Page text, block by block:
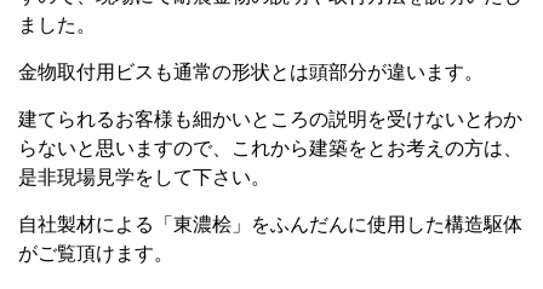
ました。
金物取付用ビスも通常の形状とは頭部分が違います。
建てられるお客様も細かいところの説明を受けないとわか
らないと思いますので、これから建築をとお考えの方は、
是非現場見学をして下さい。
自社製材による「東濃桧」をふんだんに使用した構造駆体
がご覧頂けます。